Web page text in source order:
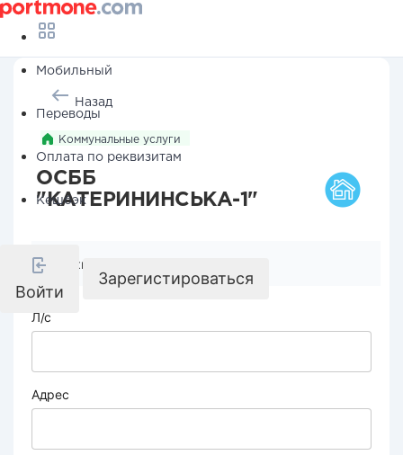
Мобильный
Переводы
Оплата по реквизитам
Кешбэк
Войти
Зарегистироваться
Назад
Коммунальные услуги
ОСББ
"КАТЕРИНИНСЬКА-1"
Реквизиты компании
Л/с
Адрес